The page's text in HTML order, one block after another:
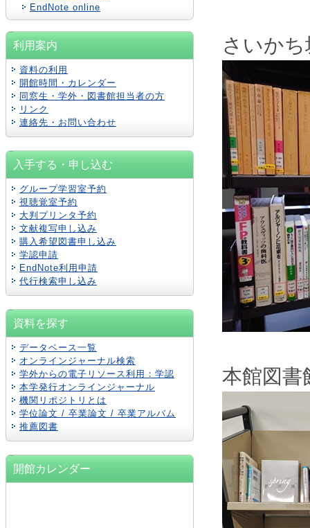
EndNote online
利用案内
資料の利用
開館時間・カレンダー
同窓生・学外・図書館担当者の方
リンク
連絡先・お問い合わせ
入手する・申し込む
グループ学習室予約
視聴覚室予約
大判プリンタ予約
文献複写申し込み
購入希望図書申し込み
学認申請
EndNote利用申請
代行検索申し込み
資料を探す
データベース一覧
オンラインジャーナル検索
学外からの電子リソース利用：学認
本学発行オンラインジャーナル
機関リポジトリとは
学位論文 / 卒業論文 / 卒業アルバム
推薦図書
開館カレンダー
さいか
本館図書